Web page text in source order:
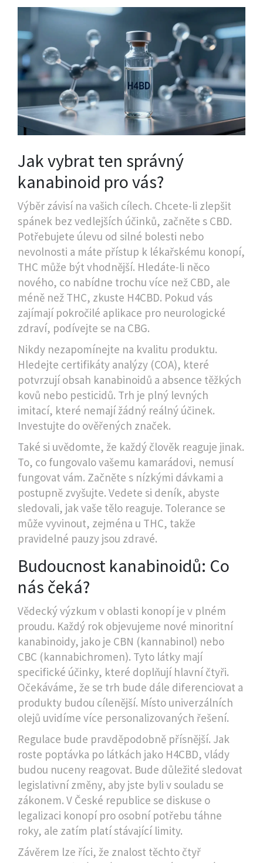
Jak vybrat ten správný
kanabinoid pro vás?
Výběr závisí na vašich cílech. Chcete-li zlepšit
spánek bez vedlejších účinků, začněte s CBD.
Potřebujete úlevu od silné bolesti nebo
nevolnosti a máte přístup k lékařskému konopí,
THC může být vhodnější. Hledáte-li něco
nového, co nabídne trochu více než CBD, ale
méně než THC, zkuste H4CBD. Pokud vás
zajímají pokročilé aplikace pro neurologické
zdraví, podívejte se na CBG.
Nikdy nezapomínejte na kvalitu produktu.
Hledejte certifikáty analýzy (COA), které
potvrzují obsah kanabinoidů a absence těžkých
kovů nebo pesticidů. Trh je plný levných
imitací, které nemají žádný reálný účinek.
Investujte do ověřených značek.
Také si uvědomte, že každý člověk reaguje jinak.
To, co fungovalo vašemu kamarádovi, nemusí
fungovat vám. Začněte s nízkými dávkami a
postupně zvyšujte. Vedete si deník, abyste
sledovali, jak vaše tělo reaguje. Tolerance se
může vyvinout, zejména u THC, takže
pravidelné pauzy jsou zdravé.
Budoucnost kanabinoidů: Co
nás čeká?
Vědecký výzkum v oblasti konopí je v plném
proudu. Každý rok objevujeme nové minoritní
kanabinoidy, jako je CBN (kannabinol) nebo
CBC (kannabichromen). Tyto látky mají
specifické účinky, které doplňují hlavní čtyři.
Očekáváme, že se trh bude dále diferenciovat a
produkty budou cílenější. Místo univerzálních
olejů uvidíme více personalizovaných řešení.
Regulace bude pravděpodobně přísnější. Jak
roste poptávka po látkách jako H4CBD, vlády
budou nuceny reagovat. Bude důležité sledovat
legislativní změny, aby jste byli v souladu se
zákonem. V České republice se diskuse o
legalizaci konopí pro osobní potřebu táhne
roky, ale zatím platí stávající limity.
Závěrem lze říci, že znalost těchto čtyř